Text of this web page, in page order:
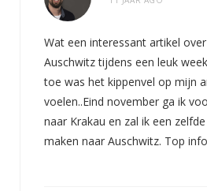
Wat een interessant artikel
Auschwitz tijdens een leuk
toe was het kippenvel op mijn
voelen..Eind november ga ik
naar Krakau en zal ik een
maken naar Auschwitz. Top